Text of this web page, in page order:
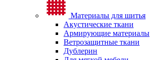
Материалы для шитья
Акустические ткани
Армирующие материалы
Ветрозащитные ткани
Дублерин